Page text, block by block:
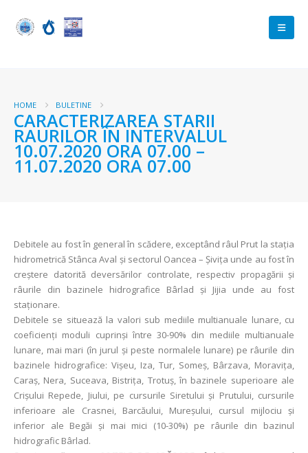
HOME BULETINE
CARACTERIZAREA STARII
RAURILOR ÎN INTERVALUL
10.07.2020 ORA 07.00 –
11.07.2020 ORA 07.00
Debitele au fost în general în scădere, exceptând râul Prut la stația
hidrometrică Stânca Aval și sectorul Oancea – Șivița unde au fost în
creștere datorită deversărilor controlate, respectiv propagării și
râurile din bazinele hidrografice Bârlad și Jijia unde au fost
staționare.
Debitele se situează la valori sub mediile multianuale lunare, cu
coeficienţi moduli cuprinşi între 30-90% din mediile multianuale
lunare, mai mari (în jurul și peste normalele lunare) pe râurile din
bazinele hidrografice: Vișeu, Iza, Tur, Someș, Bârzava, Moravița,
Caraș, Nera, Suceava, Bistriţa, Trotuş, în bazinele superioare ale
Crișului Repede, Jiului, pe cursurile Siretului și Prutului, cursurile
inferioare ale Crasnei, Barcăului, Mureșului, cursul mijlociu și
inferior ale Begăi şi mai mici (10-30%) pe râurile din bazinul
hidrografic Bârlad.